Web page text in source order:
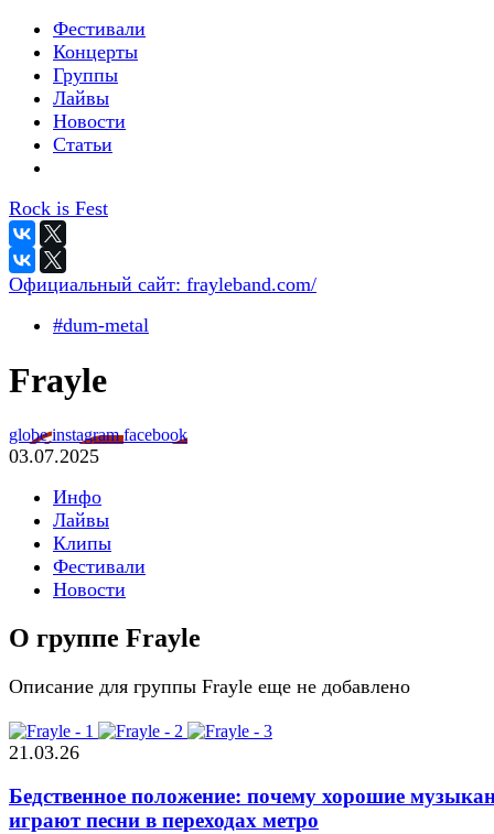
Фестивали
Концерты
Группы
Лайвы
Новости
Статьи
Rock is Fest
Официальный сайт: frayleband.com/
#dum-metal
Frayle
globeinstagramfacebook
03.07.2025
Инфо
Лайвы
Клипы
Фестивали
Новости
О группе Frayle
Описание для группы Frayle еще не добавлено
21.03.26
Бедственное положение: почему хорошие
играют песни в переходах метро